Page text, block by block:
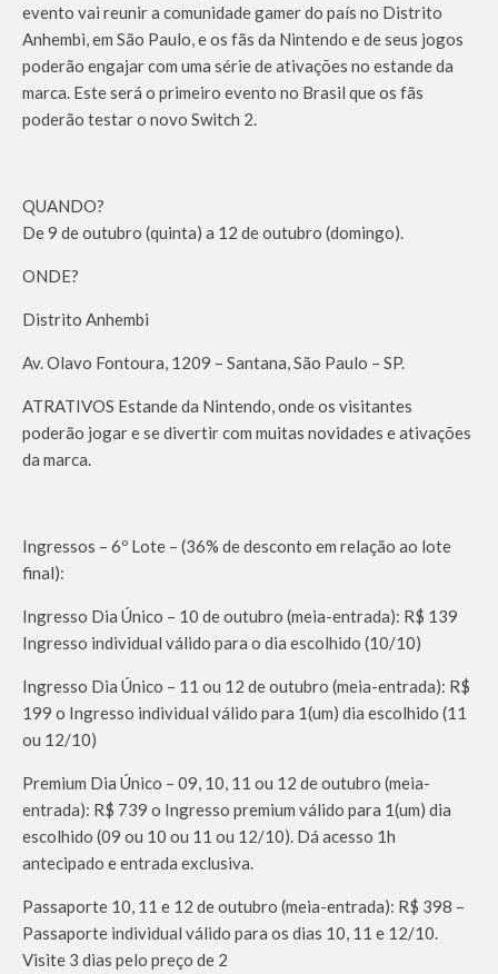
evento vai reunir a comunidade gamer do país no Distrito
Anhembi, em São Paulo, e os fãs da Nintendo e de seus jogos
poderão engajar com uma série de ativações no estande da
marca. Este será o primeiro evento no Brasil que os fãs
poderão testar o novo Switch 2.
QUANDO?
De 9 de outubro (quinta) a 12 de outubro (domingo).
ONDE?
Distrito Anhembi
Av. Olavo Fontoura, 1209 – Santana, São Paulo – SP.
ATRATIVOS Estande da Nintendo, onde os visitantes
poderão jogar e se divertir com muitas novidades e ativações
da marca.
Ingressos – 6º Lote – (36% de desconto em relação ao lote
final):
Ingresso Dia Único – 10 de outubro (meia-entrada): R$ 139
Ingresso individual válido para o dia escolhido (10/10)
Ingresso Dia Único – 11 ou 12 de outubro (meia-entrada): R$
199 o Ingresso individual válido para 1(um) dia escolhido (11
ou 12/10)
Premium Dia Único – 09, 10, 11 ou 12 de outubro (meia-
entrada): R$ 739 o Ingresso premium válido para 1(um) dia
escolhido (09 ou 10 ou 11 ou 12/10). Dá acesso 1h
antecipado e entrada exclusiva.
Passaporte 10, 11 e 12 de outubro (meia-entrada): R$ 398 –
Passaporte individual válido para os dias 10, 11 e 12/10.
Visite 3 dias pelo preço de 2